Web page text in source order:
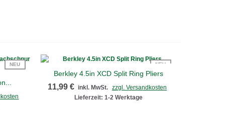
NEU NEU
Schnellansicht
Berkley 4.5in XCD Split Ring Pliers
11,99 € inkl. MwSt. zzgl. Versandkosten
Lieferzeit: 1-2 Werktage